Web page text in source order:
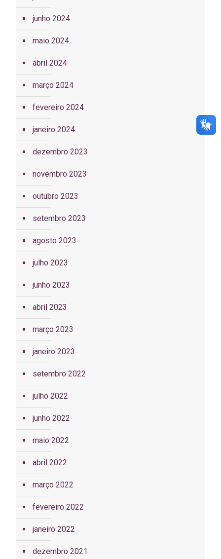
junho 2024
maio 2024
abril 2024
março 2024
fevereiro 2024
janeiro 2024
dezembro 2023
novembro 2023
outubro 2023
setembro 2023
agosto 2023
julho 2023
junho 2023
abril 2023
março 2023
janeiro 2023
setembro 2022
julho 2022
junho 2022
maio 2022
abril 2022
março 2022
fevereiro 2022
janeiro 2022
dezembro 2021